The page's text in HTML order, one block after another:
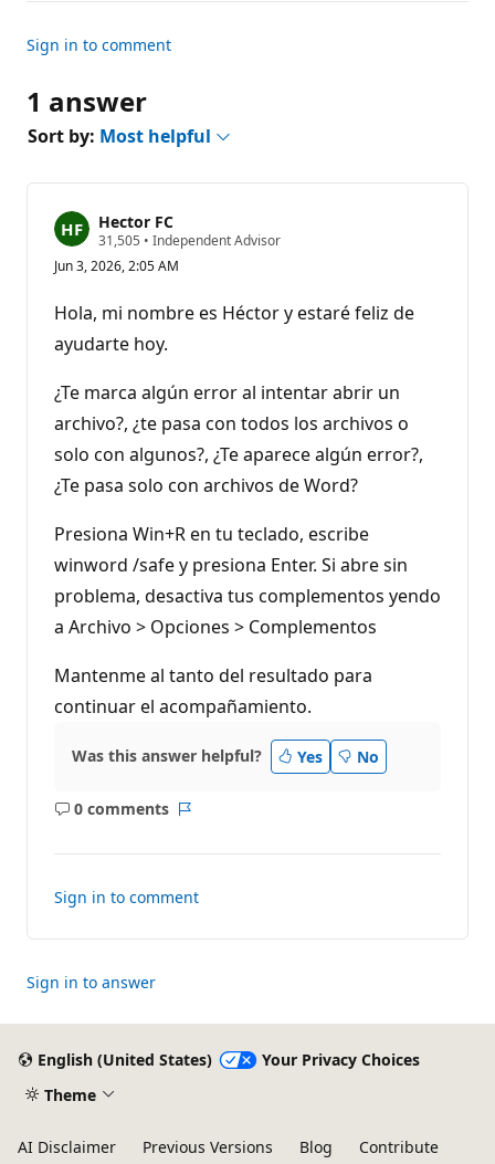
Sign in to comment
1 answer
Sort by: Most helpful
Hector FC
31,505 R
p
t
a
t
i
n
p
o
n
t
s
• Independent Advisor
Jun 3, 2026, 2:05 AM
Hola, mi nombre es Héctor y estaré feliz de
ayudarte hoy.
¿Te marca algún error al intentar abrir un
archivo?, ¿te pasa con todos los archivos o
solo con algunos?, ¿Te aparece algún error?,
¿Te pasa solo con archivos de Word?
Presiona Win+R en tu teclado, escribe
winword /safe y presiona Enter. Si abre sin
problema, desactiva tus complementos yendo
a Archivo > Opciones > Complementos
Mantenme al tanto del resultado para
continuar el acompañamiento.
Was this answer helpful? Yes No
0 comments
No
Sign in to comment
Sign in to answer
English (United States)
Your Privacy Choices
Theme
AI Disclaimer Previous Versions Blog Contribute